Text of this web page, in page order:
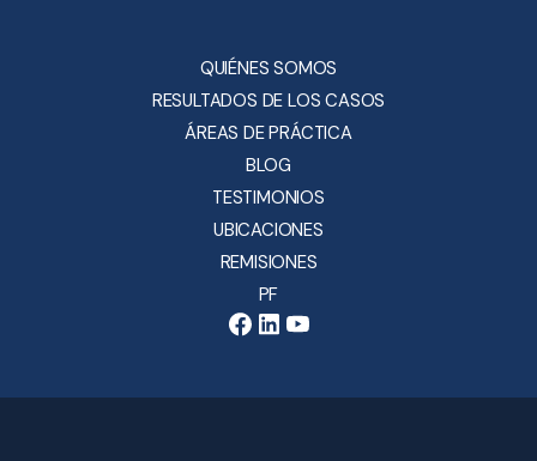
QUIÉNES SOMOS
RESULTADOS DE LOS CASOS
ÁREAS DE PRÁCTICA
BLOG
TESTIMONIOS
UBICACIONES
REMISIONES
PF